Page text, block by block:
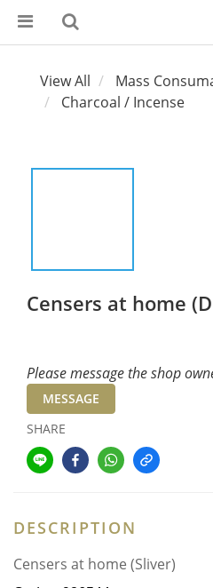
View All
Mass
Charcoal / Incense
Censers at home
Please message the shop
MESSAGE
SHARE
DESCRIPTION
Censers at home (Sliver)